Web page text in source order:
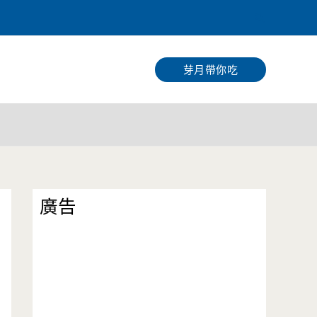
尋
芽月帶你吃
廣告